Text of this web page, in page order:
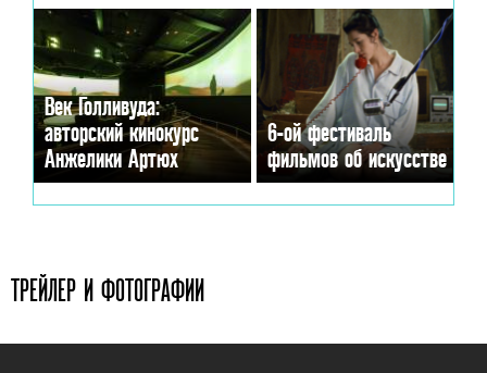
Век Голливуда:
авторский кинокурс
Анжелики Артюх
6-ой фестиваль
фильмов об искусстве
ТРЕЙЛЕР И ФОТОГРАФИИ